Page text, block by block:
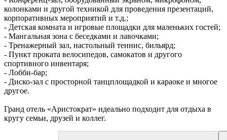
колонками и другой техникой для проведения презентаций,
корпоративных мероприятий и т.д.;
- Детская комната и игровые площадки для маленьких гостей;
- Мангальная зона с беседками и лавочками;
- Тренажерный зал, настольный теннис, бильярд;
- Пункт проката велосипедов, самокатов и другого
спортивного инвентаря;
- Лобби-бар;
- Диско-зал с просторной танцплощадкой и караоке и многое
другое.
Гранд отель «Аристократ» идеально подходит для отдыха в
кругу семьи, друзей и коллег.